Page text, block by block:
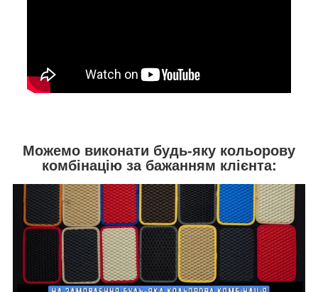
Можемо виконати будь-яку кольорову
комбінацію за бажанням клієнта: